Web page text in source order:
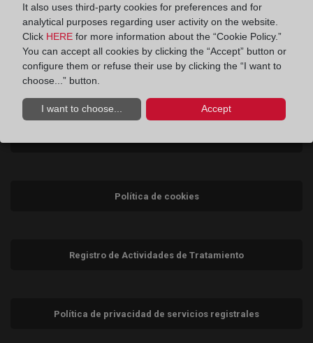
Contacto
Consumidores
Teléfono:900 10 11 41
Política de cookies
Registro de Actividades de Tratamiento
Política de privacidad de servicios registrales
It also uses third-party cookies for preferences and for
analytical purposes regarding user activity on the website.
Click HERE for more information about the “Cookie Policy.”
You can accept all cookies by clicking the “Accept” button or
configure them or refuse their use by clicking the “I want to
choose...” button.
I want to choose... Accept